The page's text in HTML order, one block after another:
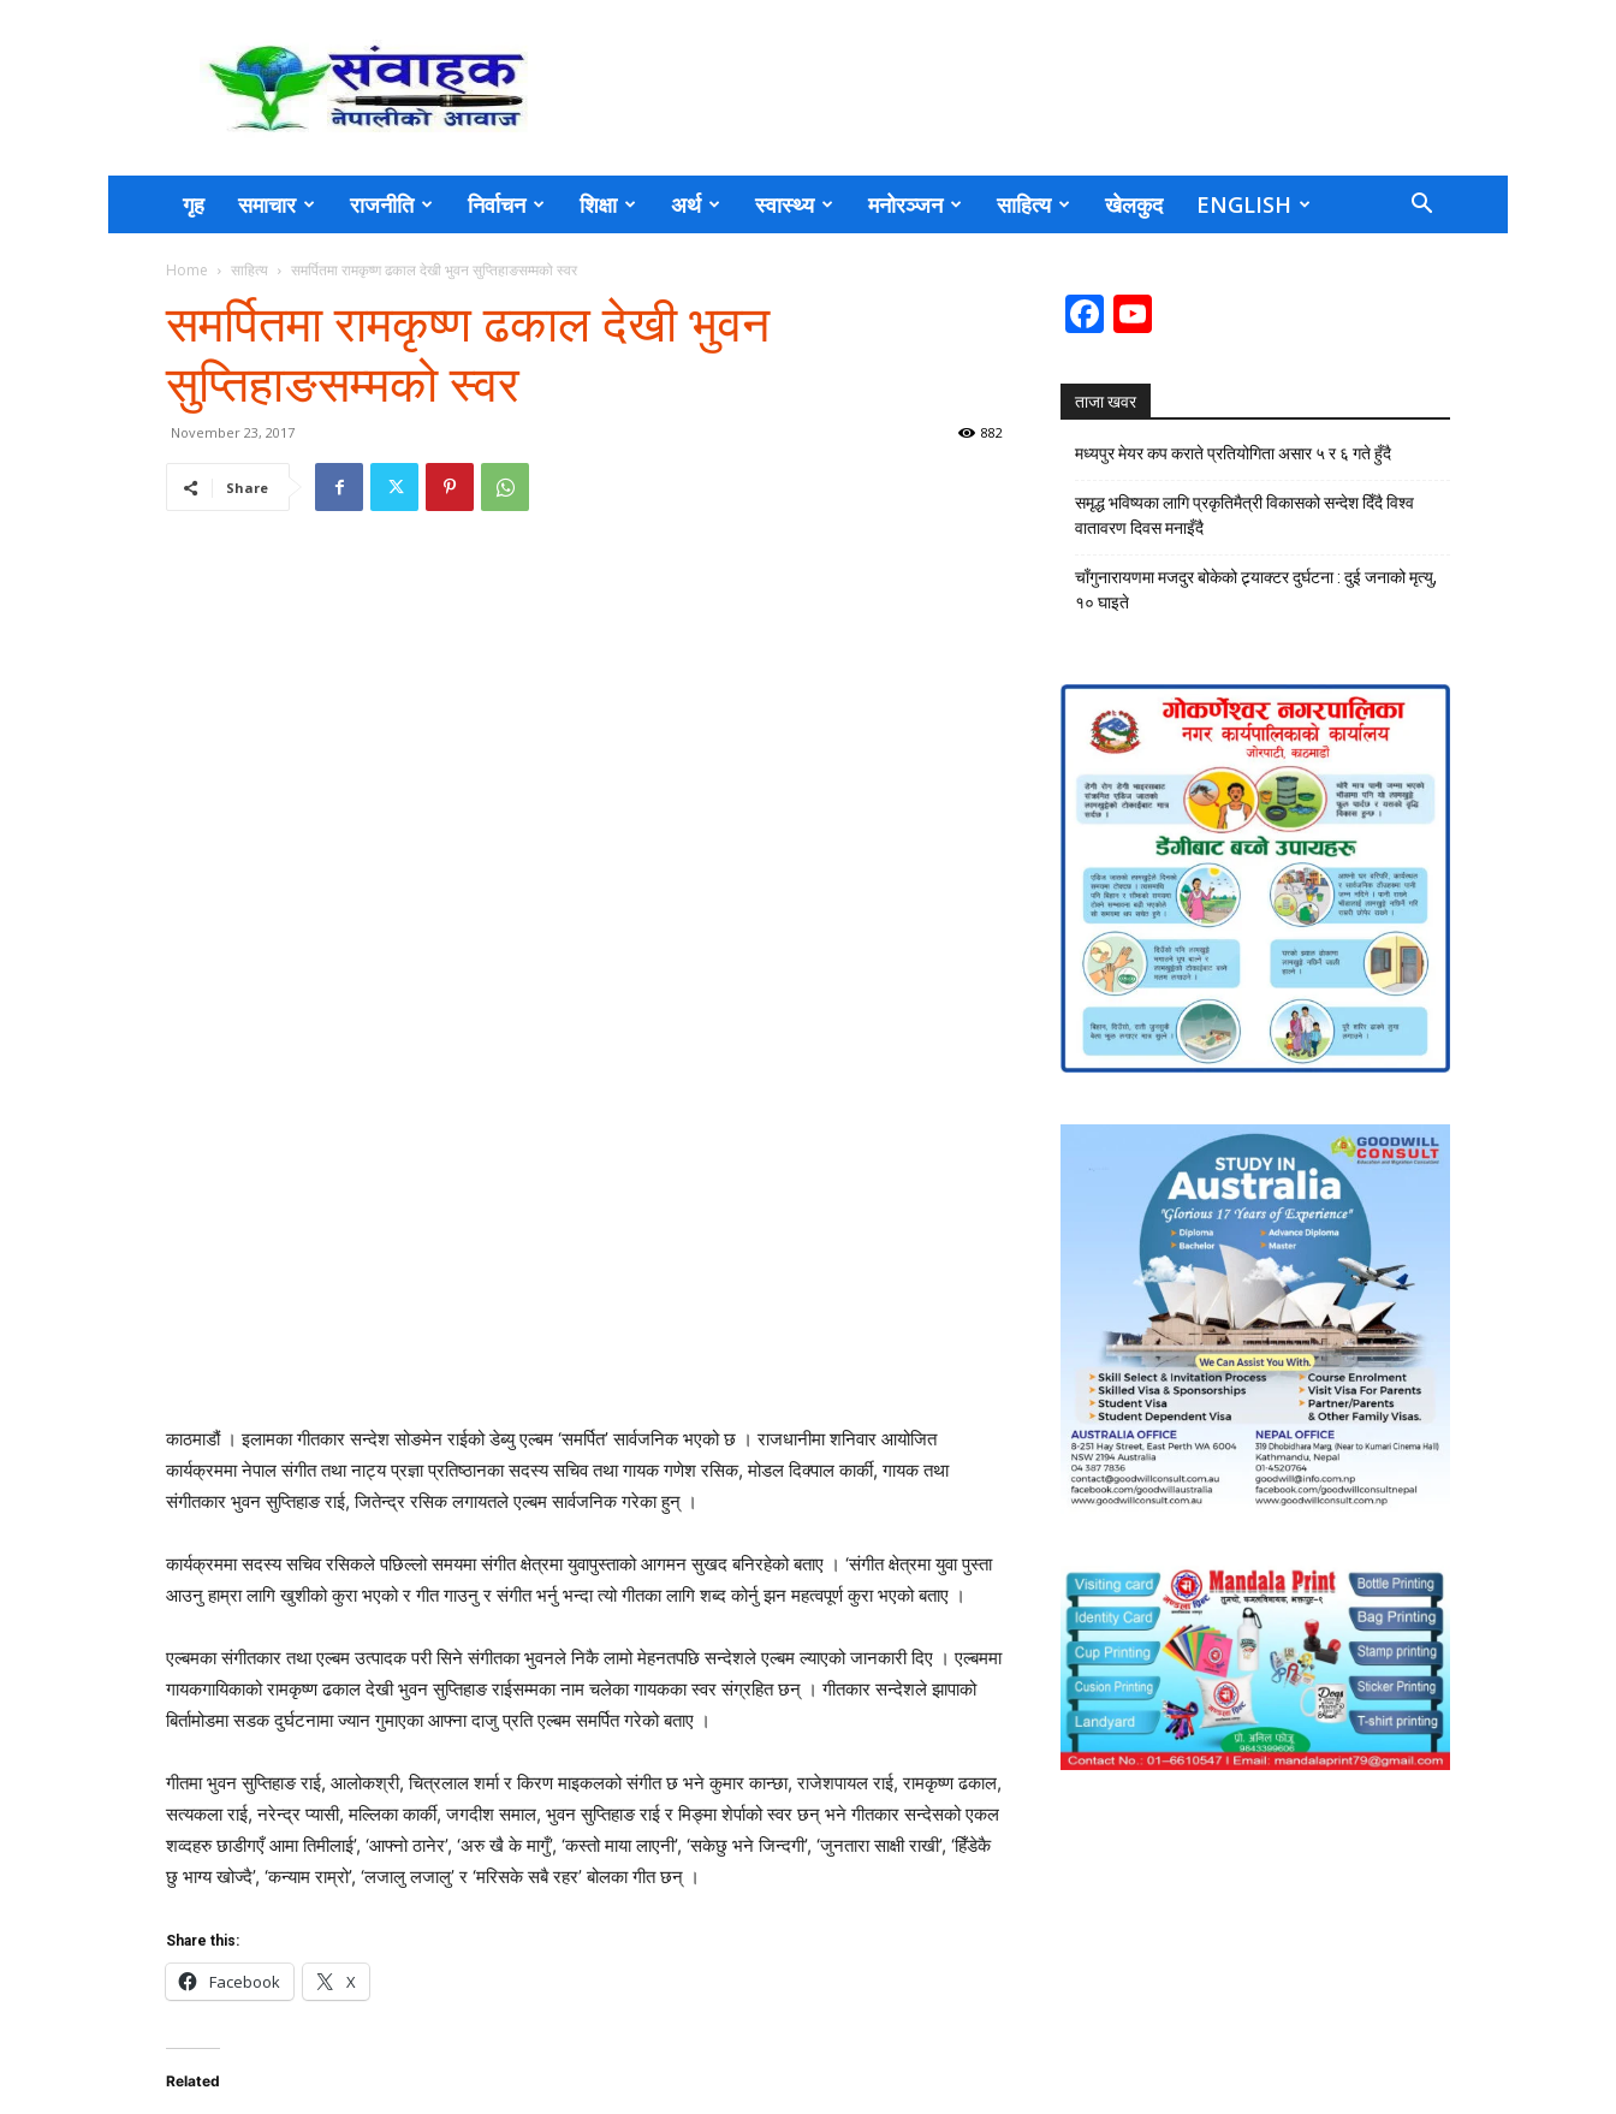
Sambahak
गृह समाचार राजनीति निर्वाचन शिक्षा अर्थ स्वास्थ्य मनोरञ्जन साहित्य खेलकुद ENGLISH
Home साहित्य समर्पितमा रामकृष्ण ढकाल देखी भुवन सुप्तिहाङसम्मको स्वर
समर्पितमा रामकृष्ण ढकाल देखी भुवन
सुप्तिहाङसम्मको स्वर
November 23, 2017 882
Share
काठमाडौं । इलामका गीतकार सन्देश सोङमेन राईको डेब्यु एल्बम ‘समर्पित’ सार्वजनिक भएको छ । राजधानीमा शनिवार आयोजित
कार्यक्रममा नेपाल संगीत तथा नाट्य प्रज्ञा प्रतिष्ठानका सदस्य सचिव तथा गायक गणेश रसिक, मोडल दिक्पाल कार्की, गायक तथा
संगीतकार भुवन सुप्तिहाङ राई, जितेन्द्र रसिक लगायतले एल्बम सार्वजनिक गरेका हुन् ।
कार्यक्रममा सदस्य सचिव रसिकले पछिल्लो समयमा संगीत क्षेत्रमा युवापुस्ताको आगमन सुखद बनिरहेको बताए । ‘संगीत क्षेत्रमा युवा पुस्ता
आउनु हाम्रा लागि खुशीको कुरा भएको र गीत गाउनु र संगीत भर्नु भन्दा त्यो गीतका लागि शब्द कोर्नु झन महत्वपूर्ण कुरा भएको बताए ।
एल्बमका संगीतकार तथा एल्बम उत्पादक परी सिने संगीतका भुवनले निकै लामो मेहनतपछि सन्देशले एल्बम ल्याएको जानकारी दिए । एल्बममा
गायकगायिकाको रामकृष्ण ढकाल देखी भुवन सुप्तिहाङ राईसम्मका नाम चलेका गायकका स्वर संग्रहित छन् । गीतकार सन्देशले झापाको
बिर्तामोडमा सडक दुर्घटनामा ज्यान गुमाएका आफ्ना दाजु प्रति एल्बम समर्पित गरेको बताए ।
गीतमा भुवन सुप्तिहाङ राई, आलोकश्री, चित्रलाल शर्मा र किरण माइकलको संगीत छ भने कुमार कान्छा, राजेशपायल राई, रामकृष्ण ढकाल,
सत्यकला राई, नरेन्द्र प्यासी, मल्लिका कार्की, जगदीश समाल, भुवन सुप्तिहाङ राई र मिङ्मा शेर्पाको स्वर छन् भने गीतकार सन्देसको एकल
शव्दहरु छाडीगएँ आमा तिमीलाई’, ‘आफ्नो ठानेर’, ‘अरु खै के मागुँ’, ‘कस्तो माया लाएनी’, ‘सकेछु भने जिन्दगी’, ‘जुनतारा साक्षी राखी’, ‘हिँडेकै
छु भाग्य खोज्दै’, ‘कन्याम राम्रो’, ‘लजालु लजालु’ र ‘मरिसके सबै रहर’ बोलका गीत छन् ।
Share this:
Facebook X
Related
Facebook
ताजा खवर
मध्यपुर मेयर कप कराते प्रतियोगिता असार ५ र ६ गते हुँदै
समृद्ध भविष्यका लागि प्रकृतिमैत्री विकासको सन्देश दिँदै विश्व
वातावरण दिवस मनाइँदै
चाँगुनारायणमा मजदुर बोकेको ट्र्याक्टर दुर्घटना : दुई जनाको मृत्यु,
१० घाइते